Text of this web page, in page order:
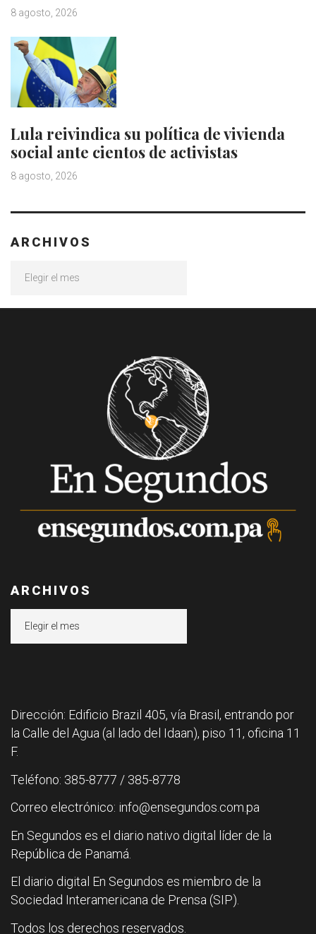
8 agosto, 2026
Lula reivindica su política de vivienda
social ante cientos de activistas
8 agosto, 2026
ARCHIVOS
ARCHIVOS
Dirección: Edificio Brazil 405, vía Brasil, entrando por
la Calle del Agua (al lado del Idaan), piso 11, oficina 11
F.
Teléfono: 385-8777 / 385-8778
Correo electrónico: info@ensegundos.com.pa
En Segundos es el diario nativo digital líder de la
República de Panamá.
El diario digital En Segundos es miembro de la
Sociedad Interamericana de Prensa (SIP).
Todos los derechos reservados.